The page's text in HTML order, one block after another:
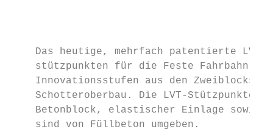
Das heutige, mehrfach patentierte
stützpunkten für die Feste Fahrbahn
Innovationsstufen aus den
Schotteroberbau. Die LVT-Stützpunkte
Betonblock, elastischer Einlage sowie
    sind von Füllbeton umgeben.